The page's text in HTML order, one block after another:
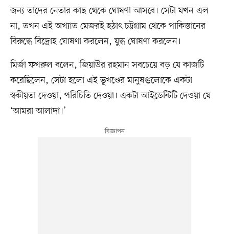
জন্য তাদের নেতার কাছ থেকে ঘোষণা আসবে। সেটা যখন এল
না, তখন এই অখ্যাত মেজরই হঠাৎ চট্টগ্রাম থেকে পাকিস্তানের
বিরুদ্ধে বিদ্রোহ ঘোষণা করলেন, যুদ্ধ ঘোষণা করলেন।
মির্জা ফখরুল বলেন, জিয়াউর রহমান সবচেয়ে বড় যে কাজটি
করেছিলেন, সেটা হলো এই ভূখণ্ডের মানুষগুলোকে একটা
স্বকীয়তা দেওয়া, পরিচিতি দেওয়া। একটা আইডেন্টিটি দেওয়া যে
‘আমরা আলাদা।’